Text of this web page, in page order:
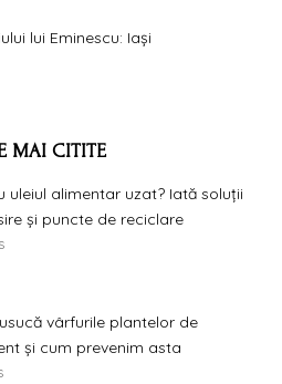
lui Eminescu: Iași
MAI CITITE
uleiul alimentar uzat? Iată soluții
și puncte de reciclare
vârfurile plantelor de
și cum prevenim asta